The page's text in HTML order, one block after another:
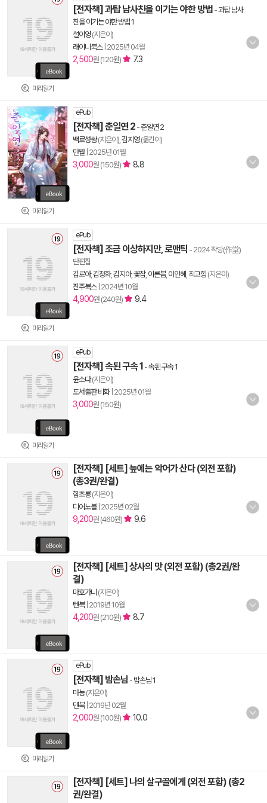
미리읽기
[전자책] 과탑 남사친을 이기는 야한 방법 -과탑 남사
친을 이기는 야한 방법 1
설이영(지은이)
래이니북스| 2025년 04월
2,500원 (120원) 7.3
미리읽기
ePub
[전자책] 춘일연 2 -춘일연 2
백로성쌍(지은이), 김지영(옮긴이)
만월 2025년 01월
3,000원 (150원) 8.8
미리읽기
ePub
[전자책] 조금 이상하지만, 로맨틱 - 2024 작당(作堂)
단편집
김로아,김정화, 김지아,꽃잠, 이른봄, 이인혜 최고낑 (지은이)
진주북스| 2024년 10월
4,900원 (240원) 9.4
미리읽기
ePub
[전자책] 속된 구속 1 -속된 구속 1
윤소다(지은이)
도서출판 비화| 2025년 01월
3,000원 (150원)
[전자책] [세트] 늪에는 악어가 산다 (외전 포함)
(총3권/완결)
함초롱(지은이)
디어노블| 2025년 02월
9,200원 (460원) 9.6
[전자책] [세트] 상사의 맛 (외전 포함) (총2권/완
결)
마호가니 (지은이)
텐북| 2019년 10월
4,200원 (210원) 8.7
미리읽기
ePub
[전자책] 밤손님 - 밤손님 1
마뇽(지은이)
텐북| 2019년 02월
2,000원 (100원) 10.0
[전자책] [세트] 나의 살구골에게 (외전 포함) (총2
권/완결)